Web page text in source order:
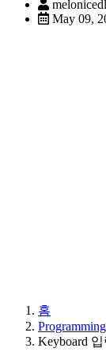
May 09,
홈
Programming
Keyboard